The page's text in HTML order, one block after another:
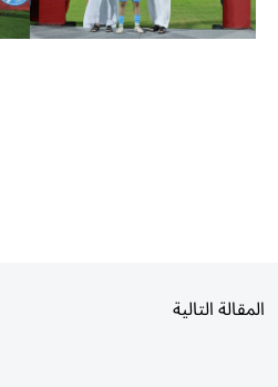
المقالة التالية